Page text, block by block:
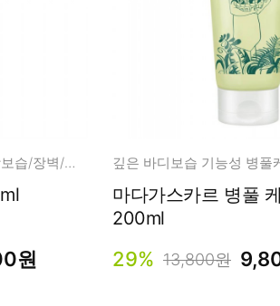
Camellia Premium Series 초강보습/장벽/탄력
원
깊은 바디보습 기능성 병풀
마다가스카르 병풀
200ml
29% 13,800원